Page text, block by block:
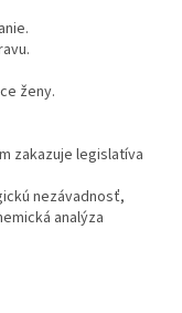
ženy.
zakazuje legislatíva
nezávadnosť,
analýza